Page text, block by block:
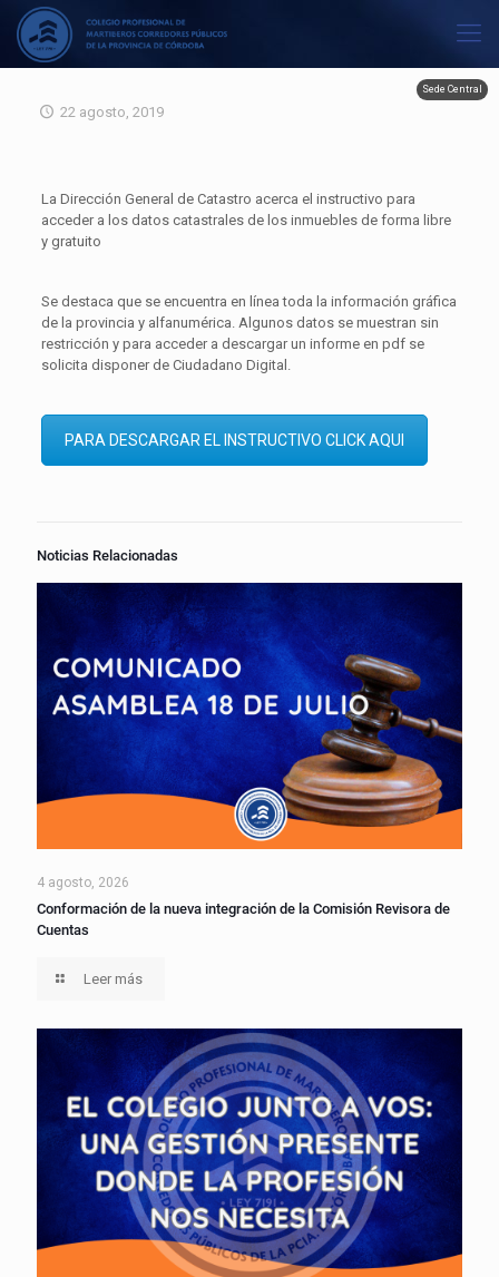
22 agosto, 2019
La Dirección General de Catastro acerca el instructivo para
acceder a los datos catastrales de los inmuebles de forma libre
y gratuito
Se destaca que se encuentra en línea toda la información gráfica
de la provincia y alfanumérica. Algunos datos se muestran sin
restricción y para acceder a descargar un informe en pdf se
solicita disponer de Ciudadano Digital.
PARA DESCARGAR EL INSTRUCTIVO CLICK AQUI
Noticias Relacionadas
4 agosto, 2026
Conformación de la nueva integración de la Comisión Revisora de
Cuentas
Leer más
Sede Central